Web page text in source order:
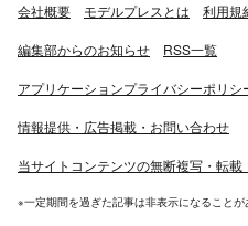
会社概要 モデルプレスとは 利用規
編集部からのお知らせ RSS一覧
アプリケーションプライバシーポリシ
情報提供・広告掲載・お問い合わせ
当サイトコンテンツの無断複写・転
※一定期間を過ぎた記事は非表示になることが